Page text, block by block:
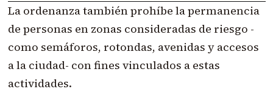
La ordenanza también prohíbe la permanencia
de personas en zonas consideradas de riesgo -
como semáforos, rotondas, avenidas y accesos
a la ciudad- con fines vinculados a estas
actividades.